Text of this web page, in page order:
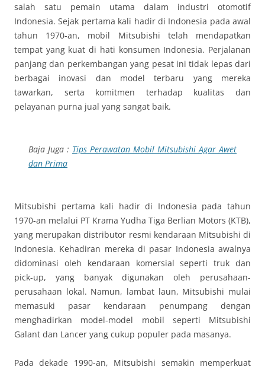
salah satu pemain utama dalam industri otomotif
Indonesia. Sejak pertama kali hadir di Indonesia pada awal
tahun 1970-an, mobil Mitsubishi telah mendapatkan
tempat yang kuat di hati konsumen Indonesia. Perjalanan
panjang dan perkembangan yang pesat ini tidak lepas dari
berbagai inovasi dan model terbaru yang mereka
tawarkan, serta komitmen terhadap kualitas dan
pelayanan purna jual yang sangat baik.
Baja Juga : Tips Perawatan Mobil Mitsubishi Agar Awet
dan Prima
Mitsubishi pertama kali hadir di Indonesia pada tahun
1970-an melalui PT Krama Yudha Tiga Berlian Motors (KTB),
yang merupakan distributor resmi kendaraan Mitsubishi di
Indonesia. Kehadiran mereka di pasar Indonesia awalnya
didominasi oleh kendaraan komersial seperti truk dan
pick-up, yang banyak digunakan oleh perusahaan-
perusahaan lokal. Namun, lambat laun, Mitsubishi mulai
memasuki pasar kendaraan penumpang dengan
menghadirkan model-model mobil seperti Mitsubishi
Galant dan Lancer yang cukup populer pada masanya.
Pada dekade 1990-an, Mitsubishi semakin memperkuat